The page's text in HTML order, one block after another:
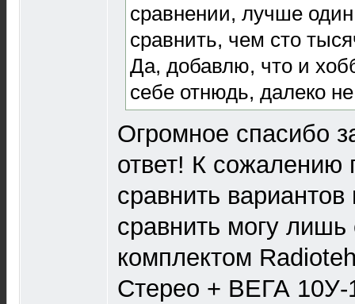
сравнении, лучше
сравнить, чем сто
Да, добавлю, что и
себе отнюдь, далеко
Огромное спасибо
ответ! К сожалению
сравнить вариантов
сравнить могу
комплектом
Стерео + ВЕГА